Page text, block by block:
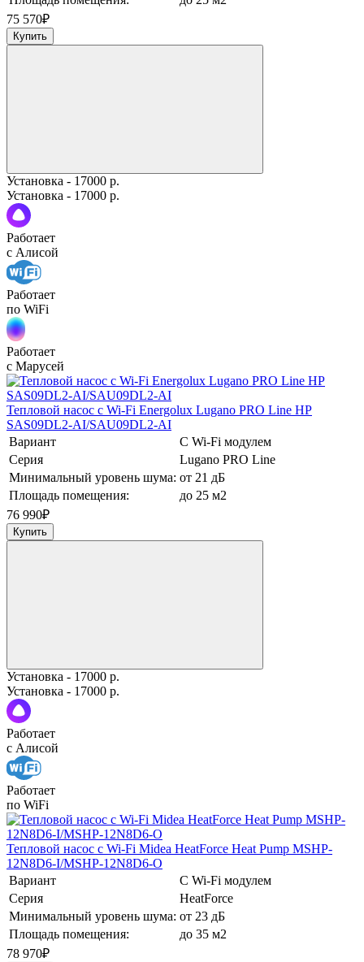
75 570₽
Купить
Установка - 17000 р.
Установка - 17000 р.
Работает
с Алисой
Работает
по WiFi
Работает
с Марусей
Тепловой насос c Wi-Fi Energolux Lugano PRO Line HP
SAS09DL2-AI/SAU09DL2-AI
Вариант
С Wi-Fi модулем
Серия
Lugano PRO Line
Минимальный уровень шума: от 21 дБ
Площадь помещения:
до 25 м2
76 990₽
Купить
Установка - 17000 р.
Установка - 17000 р.
Работает
с Алисой
Работает
по WiFi
Тепловой насос c Wi-Fi Midea HeatForce Heat Pump MSHP-
12N8D6-I/MSHP-12N8D6-O
Вариант
С Wi-Fi модулем
Серия
HeatForce
Минимальный уровень шума: от 23 дБ
Площадь помещения:
до 35 м2
78 970₽